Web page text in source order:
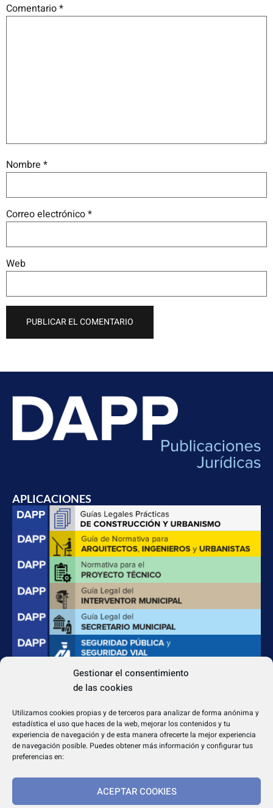
Gestionar el consentimiento
de las cookies
Utilizamos cookies propias y de terceros para analizar de forma anónima y
estadística el uso que haces de la web, mejorar los contenidos y tu
experiencia de navegación y de esta manera ofrecerte la mejor experiencia
de navegación posible. Puedes obtener más información y configurar tus
preferencias en:
ACEPTAR COOKIES
Comentario*
Nombre *
Correo electrónico*
Web
APLICACIONES
dapp@dappeditorial.es
TEXTOS LEGALES